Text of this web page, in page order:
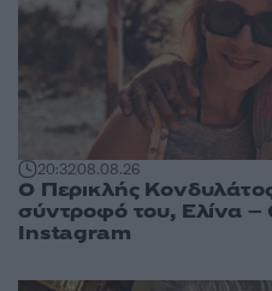
20:3208.08.26
Ο Περικλής
σύντροφό του, Ελίνα –
Instagram